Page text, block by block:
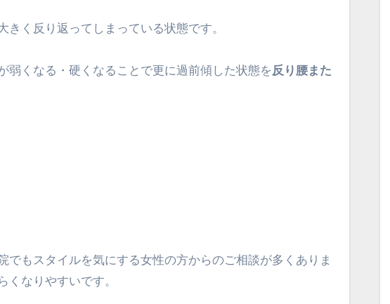
きく反り返ってしまっている状態です。
弱くなる・硬くなることで更に過前傾した状態を 反り腰また
もスタイルを気にする女性の方からのご相談が多くありま
なりやすいです。